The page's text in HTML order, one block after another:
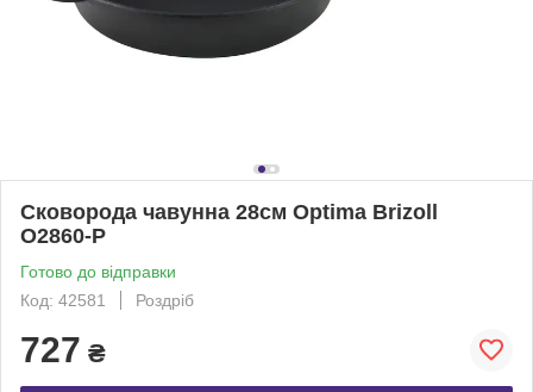
Сковорода чавунна 28см Optima Brizoll
O2860-P
Готово до відправки
Код: 42581
Роздріб
727 ₴